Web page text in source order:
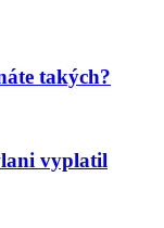
takých?
vyplatil